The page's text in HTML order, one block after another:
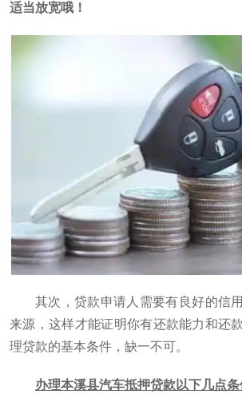
适当放宽哦！
其次，贷款申请人需要有良好的信
来源，这样才能证明你有还款能力和还
理贷款的基本条件，缺一不可。
办理本溪县汽车抵押贷款以下几点